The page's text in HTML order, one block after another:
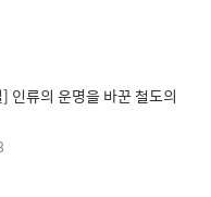
인류의 운명을 바꾼 철도의